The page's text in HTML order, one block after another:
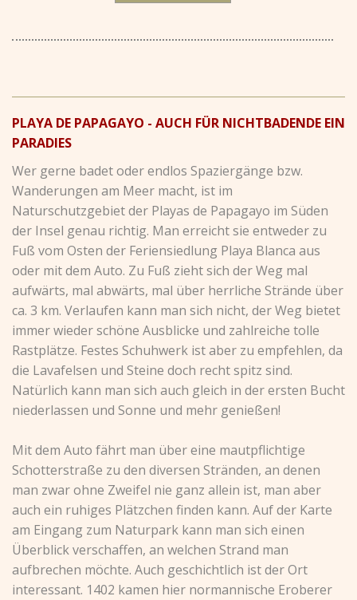
PLAYA DE PAPAGAYO - AUCH FÜR NICHTBADENDE EIN
PARADIES
Wer gerne badet oder endlos Spaziergänge bzw.
Wanderungen am Meer macht, ist im
Naturschutzgebiet der Playas de Papagayo im Süden
der Insel genau richtig. Man erreicht sie entweder zu
Fuß vom Osten der Feriensiedlung Playa Blanca aus
oder mit dem Auto. Zu Fuß zieht sich der Weg mal
aufwärts, mal abwärts, mal über herrliche Strände über
ca. 3 km. Verlaufen kann man sich nicht, der Weg bietet
immer wieder schöne Ausblicke und zahlreiche tolle
Rastplätze. Festes Schuhwerk ist aber zu empfehlen, da
die Lavafelsen und Steine doch recht spitz sind.
Natürlich kann man sich auch gleich in der ersten Bucht
niederlassen und Sonne und mehr genießen!
Mit dem Auto fährt man über eine mautpflichtige
Schotterstraße zu den diversen Stränden, an denen
man zwar ohne Zweifel nie ganz allein ist, man aber
auch ein ruhiges Plätzchen finden kann. Auf der Karte
am Eingang zum Naturpark kann man sich einen
Überblick verschaffen, an welchen Strand man
aufbrechen möchte. Auch geschichtlich ist der Ort
interessant. 1402 kamen hier normannische Eroberer